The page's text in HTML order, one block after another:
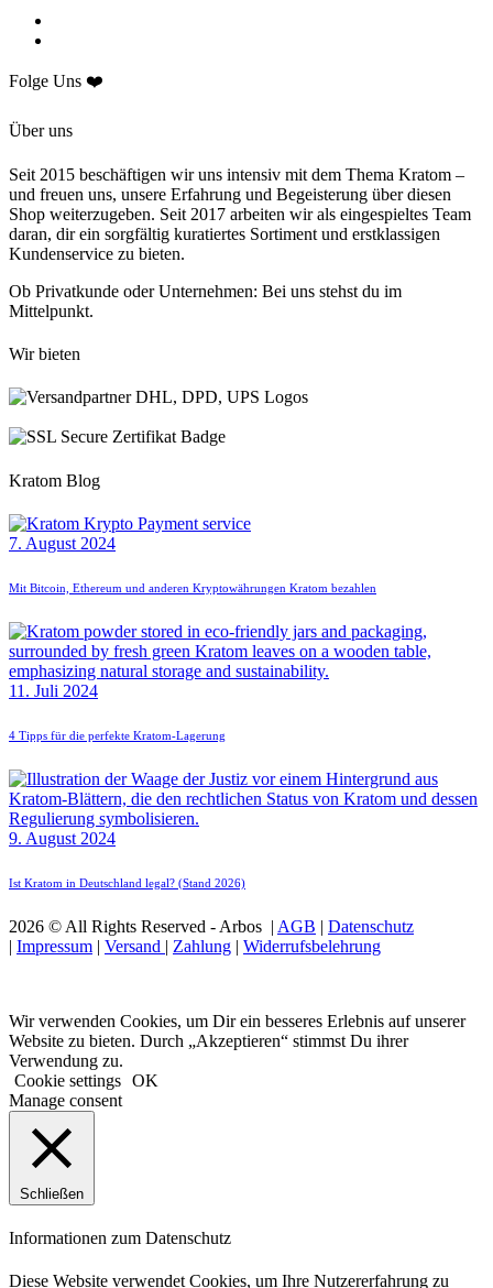
Folge Uns ❤️
Über uns
Seit 2015 beschäftigen wir uns intensiv mit dem Thema Kratom –
und freuen uns, unsere Erfahrung und Begeisterung über diesen
Shop weiterzugeben. Seit 2017 arbeiten wir als eingespieltes Team
daran, dir ein sorgfältig kuratiertes Sortiment und erstklassigen
Kundenservice zu bieten.
Ob Privatkunde oder Unternehmen: Bei uns stehst du im
Mittelpunkt.
Wir bieten
Kratom Blog
7. August 2024
Mit Bitcoin, Ethereum und anderen Kryptowährungen Kratom bezahlen
11. Juli 2024
4 Tipps für die perfekte Kratom-Lagerung
9. August 2024
Ist Kratom in Deutschland legal? (Stand 2026)
2026 © All Rights Reserved - Arbos | AGB | Datenschutz
| Impressum | Versand | Zahlung | Widerrufsbelehrung
Wir verwenden Cookies, um Dir ein besseres Erlebnis auf unserer
Website zu bieten. Durch „Akzeptieren“ stimmst Du ihrer
Verwendung zu.
Cookie settings OK
Manage consent
Schließen
Informationen zum Datenschutz
Diese Website verwendet Cookies, um Ihre Nutzererfahrung zu